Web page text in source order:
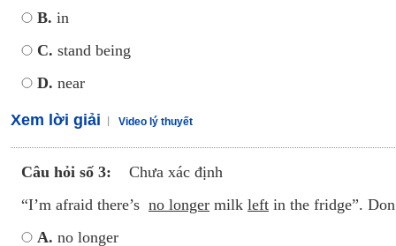
B. in
C. stand being
D. near
Xem lời giải Video lý thuyết
Câu hỏi số 3:
Chưa xác định
“I’m afraid there’s no longer milk left in the fridge”.
A. no longer